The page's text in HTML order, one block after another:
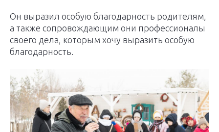
Он выразил особую благодарность родителям,
а также сопровождающим они профессионалы
своего дела, которым хочу выразить особую
благодарность.